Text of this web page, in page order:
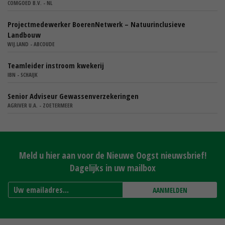
COMGOED B.V. - NL
Projectmedewerker BoerenNetwerk – Natuurinclusieve
Landbouw
WIJ.LAND - ABCOUDE
Teamleider instroom kwekerij
IBN - SCHAIJK
Senior Adviseur Gewassenverzekeringen
AGRIVER U.A. - ZOETERMEER
Meld u hier aan voor de Nieuwe Oogst nieuwsbrief!
Dagelijks in uw mailbox
AANMELDEN